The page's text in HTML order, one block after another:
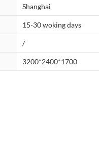
Shanghai
15-30 woking days
/
3200*2400*1700